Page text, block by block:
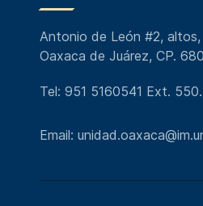
Antonio de León #2,
Oaxaca de Juárez, CP.
Tel: 951 5160541 Ext. 550.
Email: